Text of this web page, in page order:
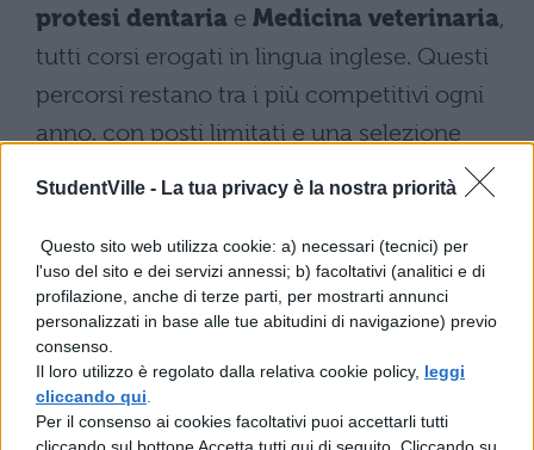
StudentVille - La tua privacy è la nostra priorità
Questo sito web utilizza cookie: a) necessari (tecnici) per
l'uso del sito e dei servizi annessi; b) facoltativi (analitici e di
profilazione, anche di terze parti, per mostrarti annunci
personalizzati in base alle tue abitudini di navigazione) previo
consenso.
Il loro utilizzo è regolato dalla relativa cookie policy, leggi
cliccando qui
Per il consenso ai cookies facoltativi puoi accettarli tutti
protesi dentaria e Medicina veterinaria,
tutti corsi erogati in lingua inglese. Questi
percorsi restano tra i più competitivi ogni
anno, con posti limitati e una selezione
I decreti di riferimento e i
contenuti delle prove
Le modalità di svolgimento e i contenuti
delle prove cambiano in base al corso
scelto. Per
architettura , sia in lingua